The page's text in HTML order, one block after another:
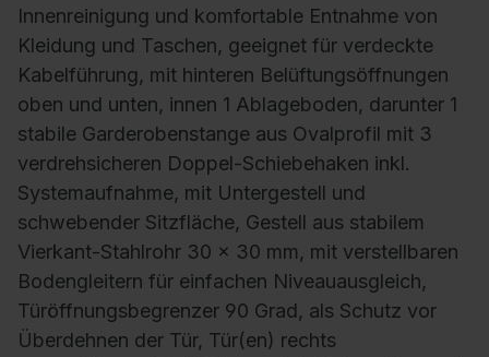
Innenreinigung und komfortable Entnahme von
Kleidung und Taschen, geeignet für verdeckte
Kabelführung, mit hinteren Belüftungsöffnungen
oben und unten, innen 1 Ablageboden, darunter 1
stabile Garderobenstange aus Ovalprofil mit 3
verdrehsicheren Doppel-Schiebehaken inkl.
Systemaufnahme, mit Untergestell und
schwebender Sitzfläche, Gestell aus stabilem
Vierkant-Stahlrohr 30 x 30 mm, mit verstellbaren
Bodengleitern für einfachen Niveauausgleich,
Türöffnungsbegrenzer 90 Grad, als Schutz vor
Überdehnen der Tür, Tür(en) rechts